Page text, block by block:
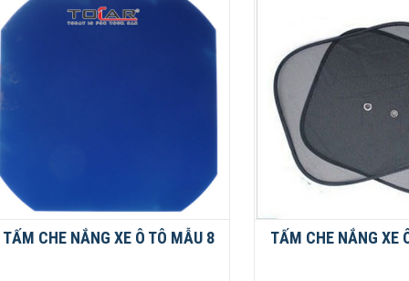
TẤM CHE NẮNG XE Ô TÔ MẪU 8 TẤM CHE NẮNG XE